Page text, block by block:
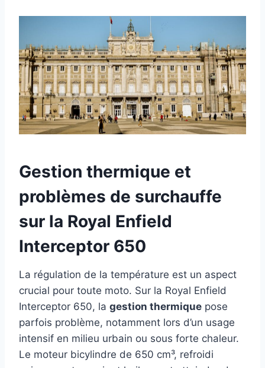
Gestion thermique et
problèmes de surchauffe
sur la Royal Enfield
Interceptor 650
La régulation de la température est un aspect
crucial pour toute moto. Sur la Royal Enfield
Interceptor 650, la gestion thermique pose
parfois problème, notamment lors d’un usage
intensif en milieu urbain ou sous forte chaleur.
Le moteur bicylindre de 650 cm³, refroidi